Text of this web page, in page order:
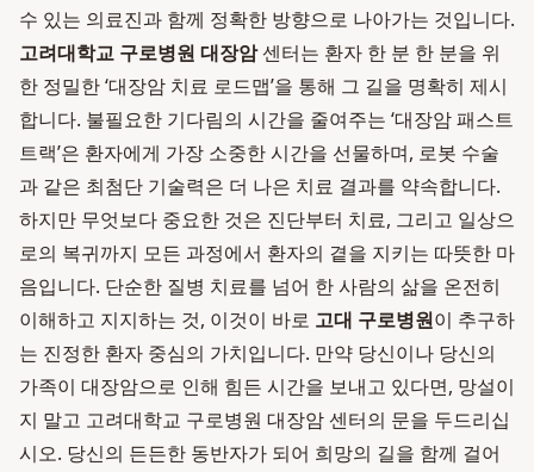
수 있는 의료진과 함께 정확한 방향으로 나아가는 것입니다.
고려대학교 구로병원 대장암센터는 환자 한 분 한 분을 위
한 정밀한 ‘대장암 치료 로드맵’을 통해 그 길을 명확히 제시
합니다. 불필요한 기다림의 시간을 줄여주는 ‘대장암 패스트
트랙’은 환자에게 가장 소중한 시간을 선물하며, 로봇 수술
과 같은 최첨단 기술력은 더 나은 치료 결과를 약속합니다.
하지만 무엇보다 중요한 것은 진단부터 치료, 그리고 일상으
로의 복귀까지 모든 과정에서 환자의 곁을 지키는 따뜻한 마
음입니다. 단순한 질병 치료를 넘어 한 사람의 삶을 온전히
이해하고 지지하는 것, 이것이 바로 고대 구로병원이 추구하
는 진정한 환자 중심의 가치입니다. 만약 당신이나 당신의
가족이 대장암으로 인해 힘든 시간을 보내고 있다면, 망설이
지 말고 고려대학교 구로병원 대장암 센터의 문을 두드리십
시오. 당신의 든든한 동반자가 되어 희망의 길을 함께 걸어